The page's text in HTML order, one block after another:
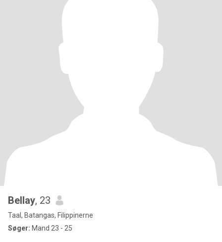
Bellay, 23
Taal, Batangas, Filippinerne
Søger: Mand 23 - 25